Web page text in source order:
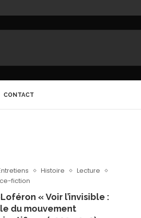
CONTACT
Histoire
Lecture
fiction
« Voir l’invisible :
du mouvement